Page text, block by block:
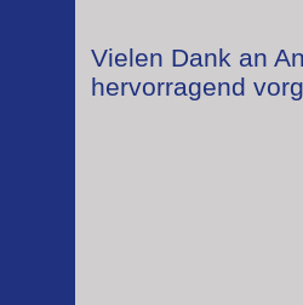
Vielen Dank an
hervorragend